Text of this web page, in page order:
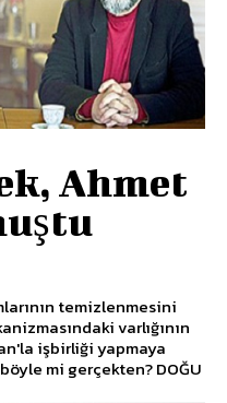
Ahmet
temizlenmesini
varlığının
işbirliği yapmaya
mi gerçekten? DOĞU